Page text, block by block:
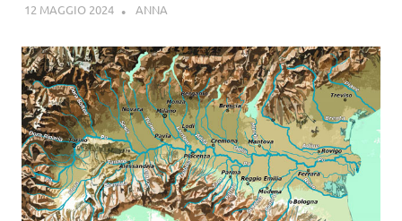
12 MAGGIO 2024 ANNA